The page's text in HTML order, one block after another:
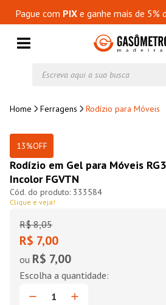
Pague com PIXe ganhe mais de 5%
Ferragens Rodízio para Móveis
13%OFF
Rodízio em Gel para Móveis
Incolor FGVTN
333584
Clique e veja!
R$ 8,05
R$ 7,00
ou R$ 7,00